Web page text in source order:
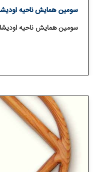
سومین همایش ناحیه
سومین همایش ناحیه